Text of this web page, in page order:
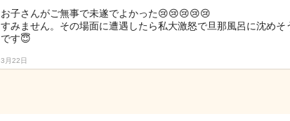
お子さんがご無事で未遂でよかった😢😢😢😢😢
すみません。その場面に遭遇したら私大激怒で旦那風呂に沈めそ
です😇
3月22日